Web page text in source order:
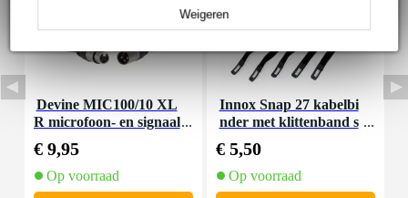
Weigeren
Devine MIC100/10 XL
R microfoon- en signaal
€ 9,95
Op voorraad
Innox Snap 27 kabelbi
nder met klittenband s
€ 5,50
Op voorraad